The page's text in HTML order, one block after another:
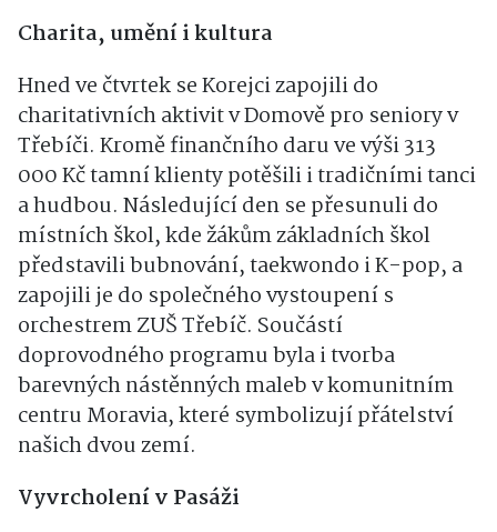
Charita, umění i kultura
Hned ve čtvrtek se Korejci zapojili do
charitativních aktivit v Domově pro seniory v
Třebíči. Kromě finančního daru ve výši 313
000 Kč tamní klienty potěšili i tradičními tanci
a hudbou. Následující den se přesunuli do
místních škol, kde žákům základních škol
představili bubnování, taekwondo i K-pop, a
zapojili je do společného vystoupení s
orchestrem ZUŠ Třebíč. Součástí
doprovodného programu byla i tvorba
barevných nástěnných maleb v komunitním
centru Moravia, které symbolizují přátelství
našich dvou zemí.
Vyvrcholení v Pasáži